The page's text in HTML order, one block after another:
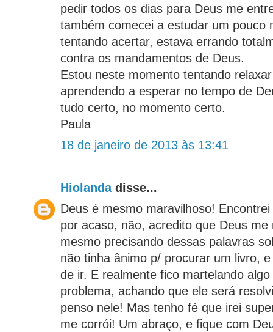
pedir todos os dias para Deus me
também comecei a estudar um pouco
tentando acertar, estava errando
contra os mandamentos de Deus.
Estou neste momento tentando
aprendendo a esperar no tempo de
tudo certo, no momento certo.
Paula
18 de janeiro de 2013 às 13:41
Hiolandadisse...
Deus é mesmo maravilhoso!
por acaso, não, acredito que Deus
mesmo precisando dessas palavras
não tinha ânimo p/ procurar um livro,
de ir. E realmente fico martelando
problema, achando que ele será
penso nele! Mas tenho fé que irei
me corrói! Um abraço, e fique com